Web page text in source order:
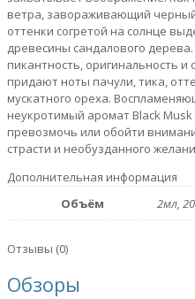
ветра, завораживающий черный
оттенки согретой на солнце
древесины сандалового
пикантность, оригинальность и
придают ноты пачули, тика,
мускатного ореха.
неукротимый аромат Black
превозмочь или обойти
страсти и необузданного
Дополнительная информация
Объём
2мл,
Отзывы (0)
Обзоры